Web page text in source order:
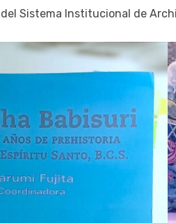
Sistema Institucional de